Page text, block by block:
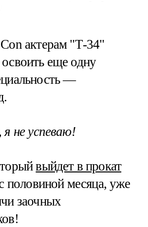
актерам "Т-34"
еще одну
—
не успеваю!
выйдет в прокат
половиной месяца, уже
заочных